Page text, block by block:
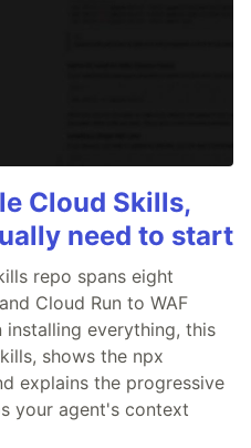
Cloud Skills,
need to start
repo spans eight
Cloud Run to WAF
installing everything, this
shows the npx
explains the progressive
your agent's context